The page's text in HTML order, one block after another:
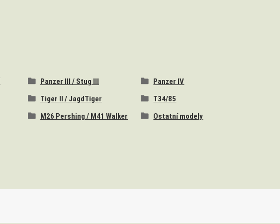
Panzer III / Stug III
Panzer IV
Tiger II / JagdTiger
T34/85
M26 Pershing / M41 Walker
Ostatní modely